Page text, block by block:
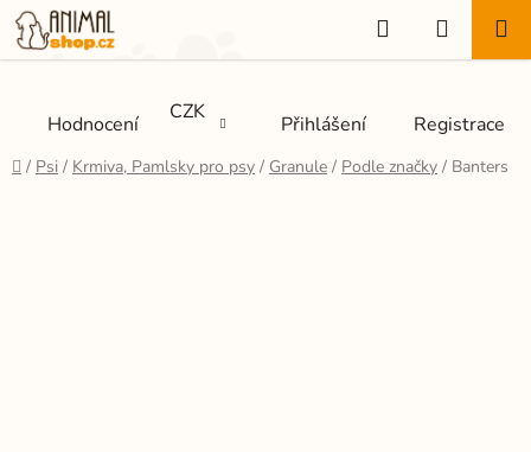
Přejít
na
obsah
Hodnocení CZK Přihlášení Registrace
Hledat
KOŠÍK
Domů
/ Psi / Krmiva, Pamlsky pro psy / Granule / Podle značky / Banters